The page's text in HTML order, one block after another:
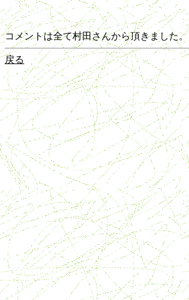
コメントは全て村田さんから頂きました。
戻る